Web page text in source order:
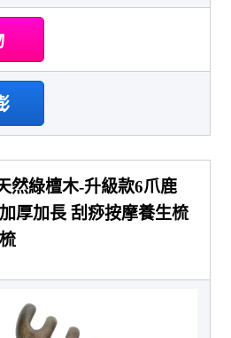
然綠檀木-升級款6爪鹿
厚加長 刮痧按摩養生梳